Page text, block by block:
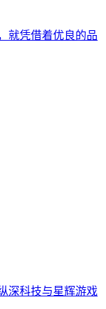
就凭借着优良的品
深科技与星辉游戏